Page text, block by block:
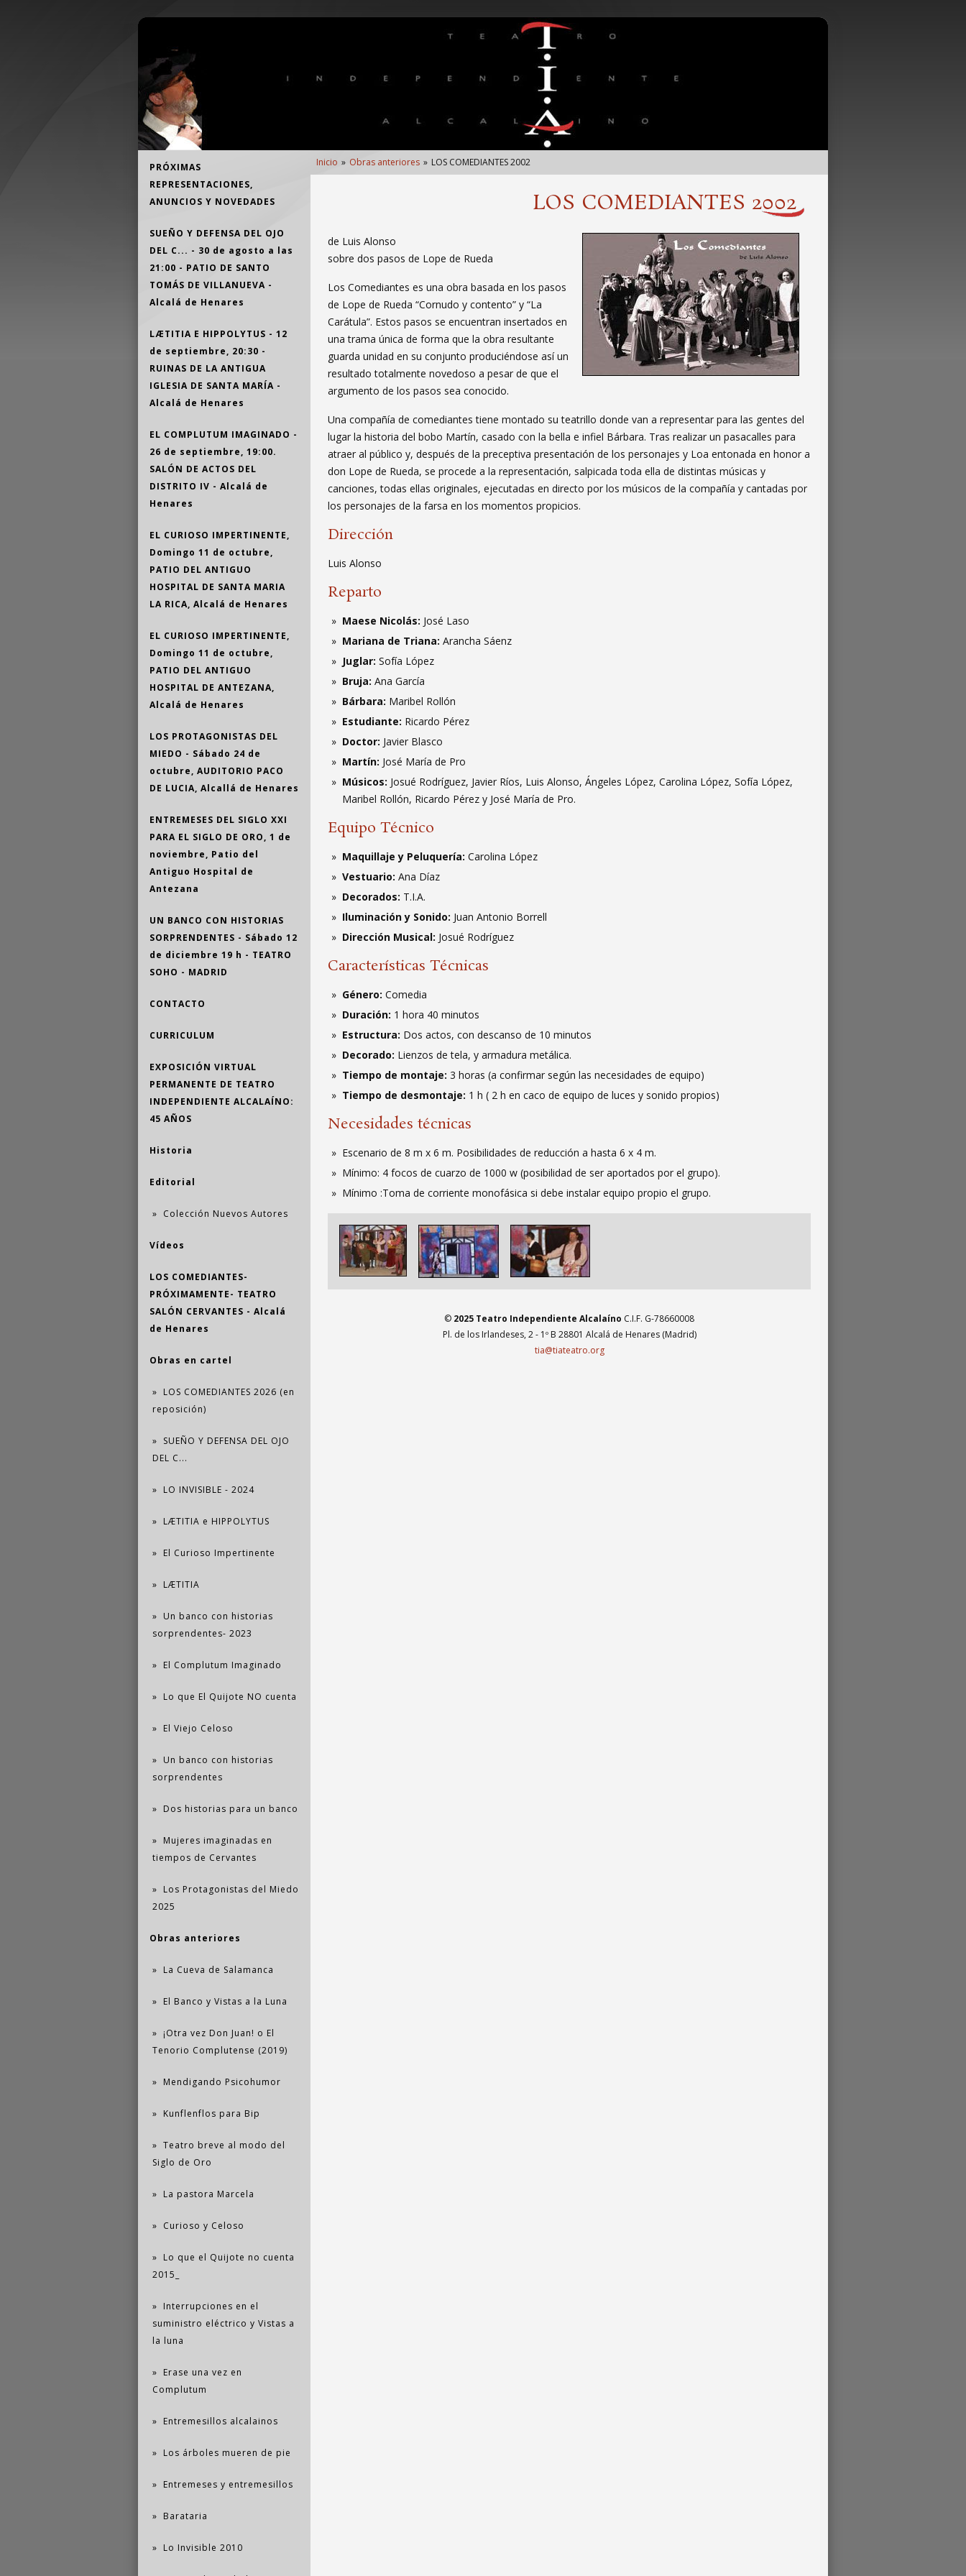
Pasar al contenido principal
Teatro Independiente Alcalaíno
Navegación
principal
PRÓXIMAS
REPRESENTACIONES,
ANUNCIOS Y NOVEDADES
SUEÑO Y DEFENSA DEL OJO
DEL C... - 30 de agosto a las
21:00 - PATIO DE SANTO
TOMÁS DE VILLANUEVA -
Alcalá de Henares
LÆTITIA E HIPPOLYTUS - 12
de septiembre, 20:30 -
RUINAS DE LA ANTIGUA
IGLESIA DE SANTA MARÍA -
Alcalá de Henares
EL COMPLUTUM IMAGINADO -
26 de septiembre, 19:00.
SALÓN DE ACTOS DEL
DISTRITO IV - Alcalá de
Henares
EL CURIOSO IMPERTINENTE,
Domingo 11 de octubre,
PATIO DEL ANTIGUO
HOSPITAL DE SANTA MARIA
LA RICA, Alcalá de Henares
EL CURIOSO IMPERTINENTE,
Domingo 11 de octubre,
PATIO DEL ANTIGUO
HOSPITAL DE ANTEZANA,
Alcalá de Henares
LOS PROTAGONISTAS DEL
MIEDO - Sábado 24 de
octubre, AUDITORIO PACO
DE LUCIA, Alcallá de Henares
ENTREMESES DEL SIGLO XXI
PARA EL SIGLO DE ORO, 1 de
noviembre, Patio del
Antiguo Hospital de
Antezana
UN BANCO CON HISTORIAS
SORPRENDENTES - Sábado 12
de diciembre 19 h - TEATRO
SOHO - MADRID
CONTACTO
CURRICULUM
EXPOSICIÓN VIRTUAL
PERMANENTE DE TEATRO
INDEPENDIENTE ALCALAÍNO:
45 AÑOS
Historia
Editorial
Colección Nuevos Autores
Vídeos
LOS COMEDIANTES-
PRÓXIMAMENTE- TEATRO
SALÓN CERVANTES - Alcalá
de Henares
Obras en cartel
LOS COMEDIANTES 2026 (en
reposición)
SUEÑO Y DEFENSA DEL OJO
DEL C...
LO INVISIBLE - 2024
LÆTITIA e HIPPOLYTUS
El Curioso Impertinente
LÆTITIA
Un banco con historias
sorprendentes- 2023
El Complutum Imaginado
Lo que El Quijote NO cuenta
El Viejo Celoso
Un banco con historias
sorprendentes
Dos historias para un banco
Mujeres imaginadas en
tiempos de Cervantes
Los Protagonistas del Miedo
2025
Obras anteriores
La Cueva de Salamanca
El Banco y Vistas a la Luna
¡Otra vez Don Juan! o El
Tenorio Complutense (2019)
Mendigando Psicohumor
Kunflenflos para Bip
Teatro breve al modo del
Siglo de Oro
La pastora Marcela
Curioso y Celoso
Lo que el Quijote no cuenta
2015_
Interrupciones en el
suministro eléctrico y Vistas a
la luna
Erase una vez en
Complutum
Entremesillos alcalainos
Los árboles mueren de pie
Entremeses y entremesillos
Barataria
Lo Invisible 2010
Enlaces
de
navegación
Inicio Obras anteriores LOS COMEDIANTES 2002
LOS COMEDIANTES 2002
de Luis Alonso
sobre dos pasos de Lope de Rueda
Los Comediantes es una obra basada en los pasos
de Lope de Rueda “Cornudo y contento” y “La
Carátula”. Estos pasos se encuentran insertados en
una trama única de forma que la obra resultante
guarda unidad en su conjunto produciéndose así un
resultado totalmente novedoso a pesar de que el
argumento de los pasos sea conocido.
Una compañía de comediantes tiene montado su teatrillo donde van a representar para las gentes del
lugar la historia del bobo Martín, casado con la bella e infiel Bárbara. Tras realizar un pasacalles para
atraer al público y, después de la preceptiva presentación de los personajes y Loa entonada en honor a
don Lope de Rueda, se procede a la representación, salpicada toda ella de distintas músicas y
canciones, todas ellas originales, ejecutadas en directo por los músicos de la compañía y cantadas por
los personajes de la farsa en los momentos propicios.
Dirección
Luis Alonso
Reparto
Maese Nicolás: José Laso
Mariana de Triana: Arancha Sáenz
Juglar: Sofía López
Bruja: Ana García
Bárbara: Maribel Rollón
Estudiante: Ricardo Pérez
Doctor: Javier Blasco
Martín: José María de Pro
Músicos: Josué Rodríguez, Javier Ríos, Luis Alonso, Ángeles López, Carolina López, Sofía López,
Maribel Rollón, Ricardo Pérez y José María de Pro.
Equipo Técnico
Maquillaje y Peluquería: Carolina López
Vestuario: Ana Díaz
Decorados: T.I.A.
Iluminación y Sonido: Juan Antonio Borrell
Dirección Musical: Josué Rodríguez
Características Técnicas
Género: Comedia
Duración: 1 hora 40 minutos
Estructura: Dos actos, con descanso de 10 minutos
Decorado: Lienzos de tela, y armadura metálica.
Tiempo de montaje: 3 horas (a confirmar según las necesidades de equipo)
Tiempo de desmontaje: 1 h ( 2 h en caco de equipo de luces y sonido propios)
Necesidades técnicas
Escenario de 8 m x 6 m. Posibilidades de reducción a hasta 6 x 4 m.
Mínimo: 4 focos de cuarzo de 1000 w (posibilidad de ser aportados por el grupo).
Mínimo :Toma de corriente monofásica si debe instalar equipo propio el grupo.
Imagen Imagen Imagen
© 2025 Teatro Independiente Alcalaíno C.I.F. G-78660008
Pl. de los Irlandeses, 2 - 1º B 28801 Alcalá de Henares (Madrid)
tia@tiateatro.org